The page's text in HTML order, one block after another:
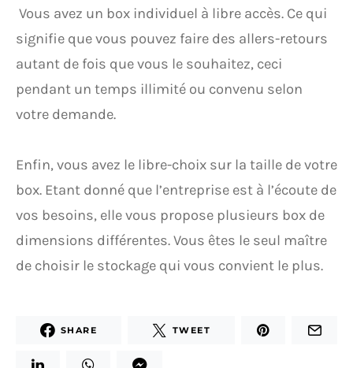
Vous avez un box individuel à libre accès. Ce qui
signifie que vous pouvez faire des allers-retours
autant de fois que vous le souhaitez, ceci
pendant un temps illimité ou convenu selon
votre demande.
Enfin, vous avez le libre-choix sur la taille de votre
box. Etant donné que l’entreprise est à l’écoute de
vos besoins, elle vous propose plusieurs box de
dimensions différentes. Vous êtes le seul maître
de choisir le stockage qui vous convient le plus.
SHARE TWEET